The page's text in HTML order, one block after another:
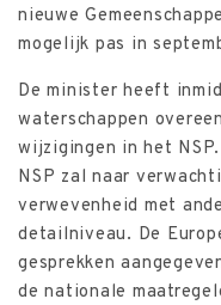
nieuwe
mogelijk pas in
De minister heeft
waterschappen
wijzigingen in het
NSP zal naar
verwevenheid met
detailniveau. De
gesprekken
de nationale